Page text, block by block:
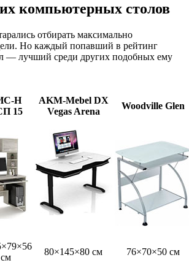
компьютерных столов
отбирать максимально
Но каждый попавший в рейтинг
— лучший среди других подобных ему
Н
15
AKM-Mebel DX
Vegas Arena
Woodville Glen
см
80×145×80 см 76×70×50 см